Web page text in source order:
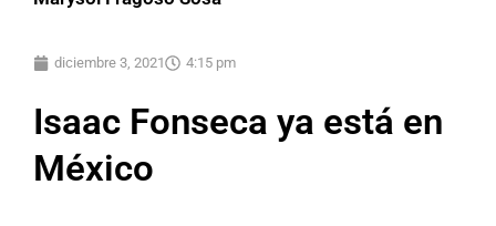
diciembre 3, 2021 4:15 pm
Isaac Fonseca ya está en
México